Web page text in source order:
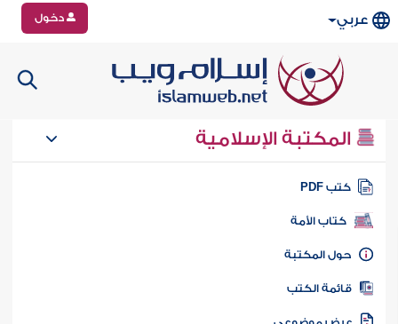
عربي دخول
المكتبة الإسلامية
كتب PDF
كتاب الأمة
المكتبة